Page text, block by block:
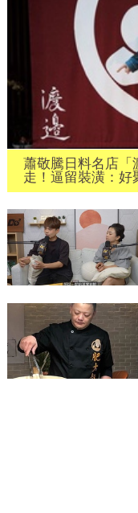
蕭敬騰日料名店「
走！逼留裝潢：好